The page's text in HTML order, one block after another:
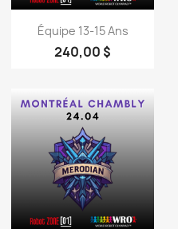
Aperçu rapide
Équipe 13-15 Ans
240,00 $